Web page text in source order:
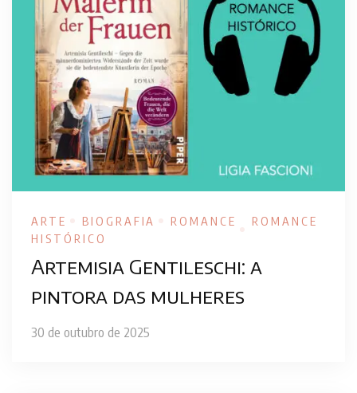
ARTE BIOGRAFIA ROMANCE
ROMANCE
HISTÓRICO
Artemisia Gentileschi: a
pintora das mulheres
30 de outubro de 2025